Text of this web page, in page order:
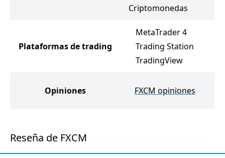
Criptomonedas
Plataformas de trading
MetaTrader 4
Trading Station
TradingView
Opiniones FXCM opiniones
Reseña de FXCM